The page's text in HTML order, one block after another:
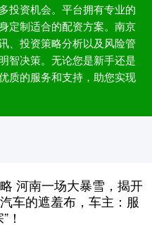
投资机会。平台拥有专业的
定制适合的配资方案。南京
、投资策略分析以及风险管
智决策。无论您是新手还是
质的服务和支持，助您实现
河南一场大暴雪，揭开
车的遮羞布，车主：服
！